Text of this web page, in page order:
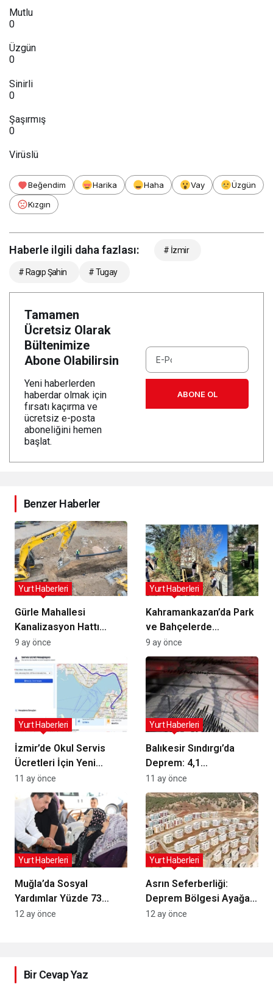
Mutlu
0
Üzgün
0
Sinirli
0
Şaşırmış
0
Virüslü
Beğendim Harika Haha Vay
Üzgün
Kızgın
Haberle ilgili daha fazlası: # İzmir
# Ragıp Şahin # Tugay
Tamamen
Ücretsiz Olarak
Bültenimize
Abone Olabilirsin
Yeni haberlerden
haberdar olmak için
fırsatı kaçırma ve
ücretsiz e-posta
aboneliğini hemen
başlat.
ABONE OL
Benzer Haberler
Gürle Mahallesi
Kanalizasyon Hattı
Yenilendi: Altyapı
Güvenliği ve
Sürdürülebilirlik için
Adım
Yurt Haberleri
9 ay önce
Kahramankazan’da Park
ve Bahçelerde
Yenilenme Hareketi:
Çevre ve Güvenlik İçin
Budama ve Onarım
Atölyesi
Yurt Haberleri
9 ay önce
İzmir’de Okul Servis
Ücretleri İçin Yeni
Hesaplama Web Sitesi
Hizmete Girdi
Yurt Haberleri
11 ay önce
Balıkesir Sındırgı’da
Deprem: 4,1
Büyüklüğünde Sallantı
ve Gelişmeler
Yurt Haberleri
11 ay önce
Muğla’da Sosyal
Yardımlar Yüzde 73
Artışla Desteklere
Yurt Haberleri
12 ay önce
Asrın Seferberliği:
Deprem Bölgesi Ayağa
Kalkıyor!
Yurt Haberleri
12 ay önce
Bir Cevap Yaz